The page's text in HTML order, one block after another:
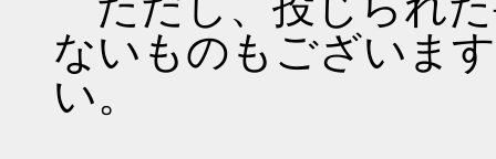
ないものもございま
い。